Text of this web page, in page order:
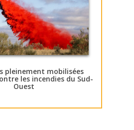
pleinement mobilisées
les incendies du Sud-
Ouest